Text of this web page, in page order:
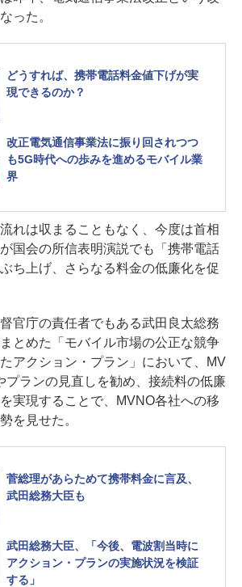
った。
どうすれば、携帯電話料金値下げが実
現できるのか？
改正電気通信事業法に振り回されつつ
も5G時代への歩みを進めるモバイル業
界
れは収まることもなく、今度は首相
国会の所信表明演説でも「携帯電話
ち上げ、さらなる料金の低廉化を促
官庁の責任者でもある武田良太総務
とめた「モバイル市場の公正な競争
アクション・プラン」において、MV
プランの見直しを勧め、接続料の低廉
実現することで、MVNO各社への移
を見せた。
菅総理があらためて携帯料金に言及、
武田総務大臣も
武田総務大臣、「今後、電波割当時に
アクション・プランの実施状況を検証
する」